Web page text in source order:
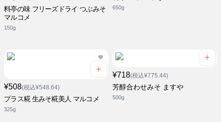
料亭の味 フリーズドライ つぶみそ
マルコメ
150g
650g
¥508(税込¥548.64)
プラス糀 生みそ糀美人 マルコメ
325g
¥718(税込¥775.44)
芳醇合わせみそ ますや
500g